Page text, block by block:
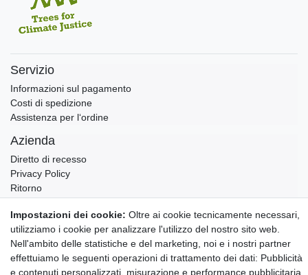
Servizio
Informazioni sul pagamento
Costi di spedizione
Assistenza per l‘ordine
Azienda
Diretto di recesso
Privacy Policy
Ritorno
Testata
Contatto
Annullare l'ordine
Impostazioni dei cookie: Oltre ai cookie tecnicamente necessari,
utilizziamo i cookie per analizzare l'utilizzo del nostro sito web.
Nell'ambito delle statistiche e del marketing, noi e i nostri partner
effettuiamo le seguenti operazioni di trattamento dei dati: Pubblicità
e contenuti personalizzati, misurazione e performance pubblicitaria